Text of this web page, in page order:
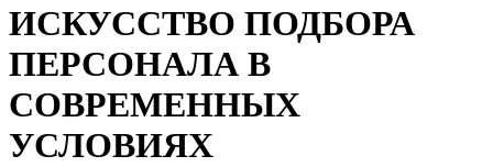
ИСКУССТВО ПОДБОРА
ПЕРСОНАЛА В
CОВРЕМЕННЫХ
УСЛОВИЯХ